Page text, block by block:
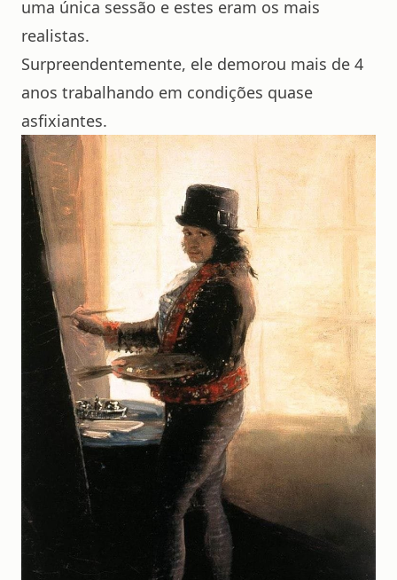
uma única sessão e estes eram os mais
realistas.
Surpreendentemente, ele demorou mais de 4
anos trabalhando em condições quase
asfixiantes.